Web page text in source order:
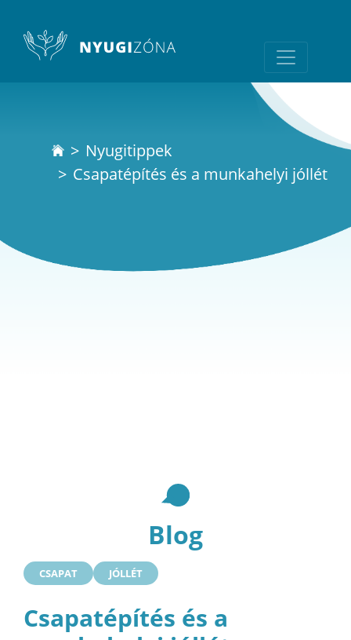
Nyugitippek
Csapatépítés és a munkahelyi jóllét
Blog
CSAPAT JÓLLÉT
Csapatépítés és a